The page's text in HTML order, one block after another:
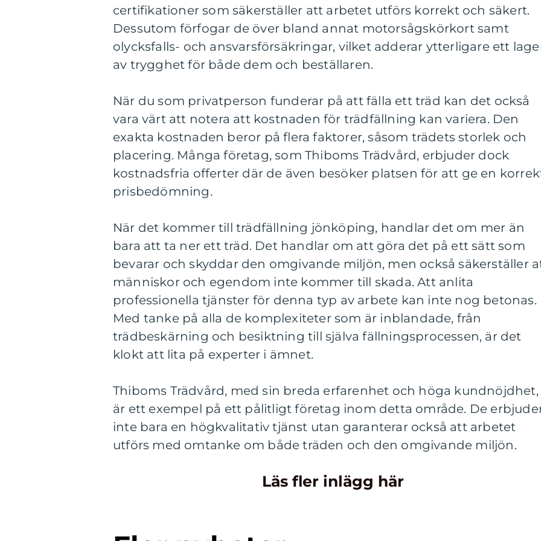
certifikationer som säkerställer att arbetet utförs korrekt och säkert.
Dessutom förfogar de över bland annat motorsågskörkort samt
olycksfalls- och ansvarsförsäkringar, vilket adderar ytterligare ett
av trygghet för både dem och beställaren.
När du som privatperson funderar på att fälla ett träd kan det också
vara värt att notera att kostnaden för trädfällning kan variera. Den
exakta kostnaden beror på flera faktorer, såsom trädets storlek och
placering. Många företag, som Thiboms Trädvård, erbjuder dock
kostnadsfria offerter där de även besöker platsen för att ge en
prisbedömning.
När det kommer till trädfällning jönköping, handlar det om mer än
bara att ta ner ett träd. Det handlar om att göra det på ett sätt som
bevarar och skyddar den omgivande miljön, men också säkerställer
människor och egendom inte kommer till skada. Att anlita
professionella tjänster för denna typ av arbete kan inte nog betonas.
Med tanke på alla de komplexiteter som är inblandade, från
trädbeskärning och besiktning till själva fällningsprocessen, är det
klokt att lita på experter i ämnet.
Thiboms Trädvård, med sin breda erfarenhet och höga kundnöjdhet,
är ett exempel på ett pålitligt företag inom detta område. De
inte bara en högkvalitativ tjänst utan garanterar också att arbetet
utförs med omtanke om både träden och den omgivande miljön.
Läs fler inlägg här